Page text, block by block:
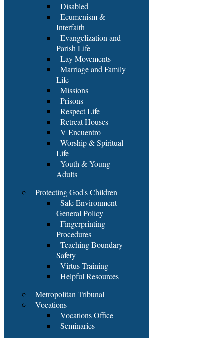
Disabled
Ecumenism &
Interfaith
Evangelization and
Parish Life
Lay Movements
Marriage and Family
Life
Missions
Prisons
Respect Life
Retreat Houses
V Encuentro
Worship & Spiritual
Life
Youth & Young
Adults
Protecting God's Children
Safe Environment -
General Policy
Fingerprinting
Procedures
Teaching Boundary
Safety
Virtus Training
Helpful Resources
Metropolitan Tribunal
Vocations
Vocations Office
Seminaries